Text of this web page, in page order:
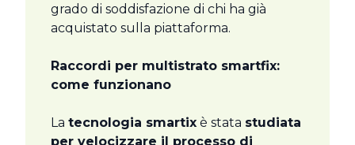
grado di soddisfazione di chi ha già
acquistato sulla piattaforma.
Raccordi per multistrato smartfix:
come funzionano
La tecnologia smartix è stata studiata
per velocizzare il processo di